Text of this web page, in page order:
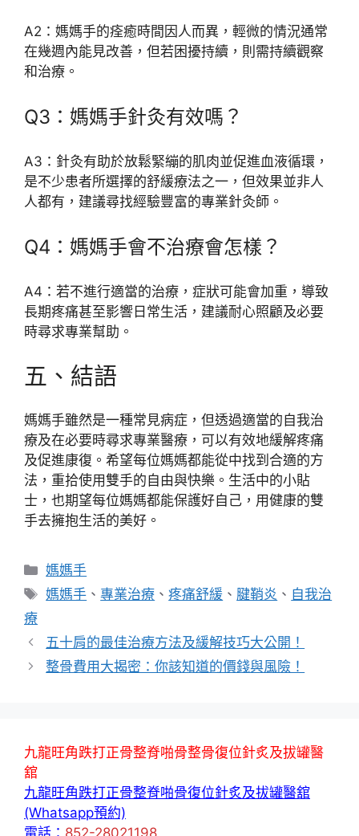
A2：媽媽手的痊癒時間因人而異，輕微的情況通常
在幾週內能見改善，但若困擾持續，則需持續觀察
和治療。
Q3：媽媽手針灸有效嗎？
A3：針灸有助於放鬆緊繃的肌肉並促進血液循環，
是不少患者所選擇的舒緩療法之一，但效果並非人
人都有，建議尋找經驗豐富的專業針灸師。
Q4：媽媽手會不治療會怎樣？
A4：若不進行適當的治療，症狀可能會加重，導致
長期疼痛甚至影響日常生活，建議耐心照顧及必要
時尋求專業幫助。
五、結語
媽媽手雖然是一種常見病症，但透過適當的自我治
療及在必要時尋求專業醫療，可以有效地緩解疼痛
及促進康復。希望每位媽媽都能從中找到合適的方
法，重拾使用雙手的自由與快樂。生活中的小貼
士，也期望每位媽媽都能保護好自己，用健康的雙
手去擁抱生活的美好。
分
類
媽媽手
標
媽媽手 、專業治療 、疼痛舒緩 、 腱鞘炎 、 自我治
療
五十肩的最佳治療方法及緩解技巧大公開！
整骨費用大揭密：你該知道的價錢與風險！
九龍旺角跌打正骨整脊啪骨整骨復位針炙及拔罐醫
舘
九龍旺角跌打正骨整脊啪骨復位針炙及拔罐醫舘
(Whatsapp預約)
電話： 852-28021198